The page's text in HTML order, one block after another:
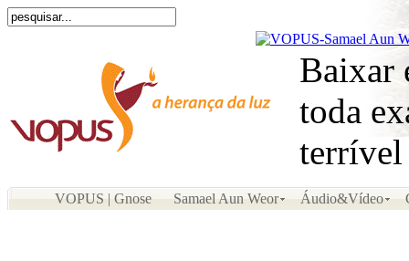
Baixar
toda
terrível
VOPUS | Gnose Samael Aun Weor Áudio&Vídeo